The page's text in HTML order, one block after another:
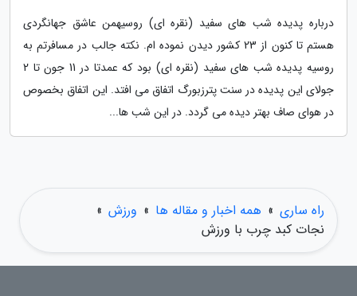
درباره پدیده شب های سفید (نقره ای) روسیهمن عاشق جهانگردی
هستم تا کنون از 23 کشور دیدن نموده ام. نکته جالب در مسافرتم به
روسیه پدیده شب های سفید (نقره ای) بود که عمدتا در 11 جون تا 2
جولای این پدیده در سنت پترزبورگ اتفاق می افتد. این اتفاق بخصوص
در هوای صاف بهتر دیده می گردد. در این شب ها...
راه ساری » همه اخبار و مقاله ها » ورزش »
نجات کبد چرب با ورزش